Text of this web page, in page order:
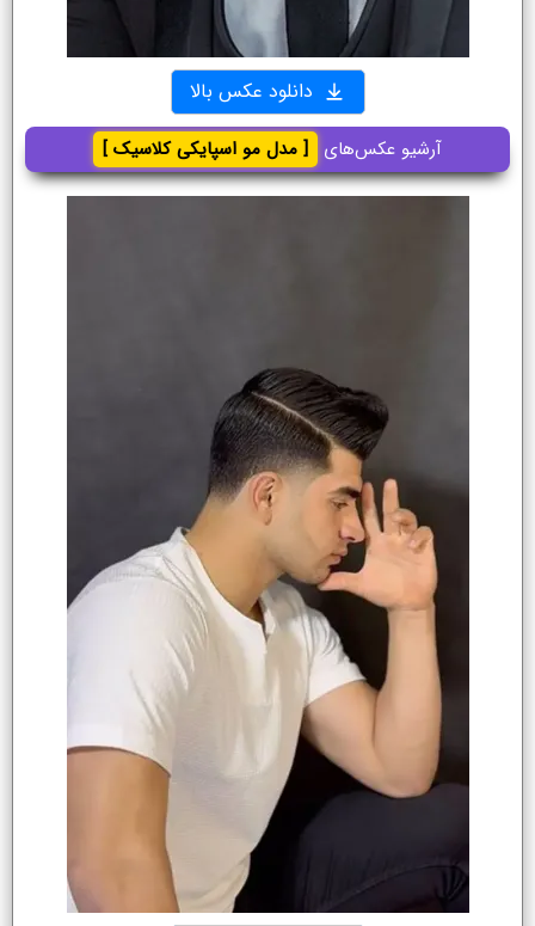
دانلود عکس بالا
آرشیو عکس‌های [ مدل مو اسپایکی کلاسیک ]